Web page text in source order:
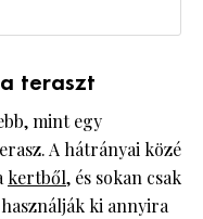
teraszt
mint egy
A hátrányai közé
kertből, és sokan csak
ki annyira